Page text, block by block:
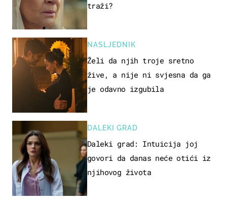
traži?
NASLJEDNIK
Želi da njih troje sretno
žive, a nije ni svjesna da ga
je odavno izgubila
DALEKI GRAD
Daleki grad: Intuicija joj
govori da danas neće otići iz
njihovog života